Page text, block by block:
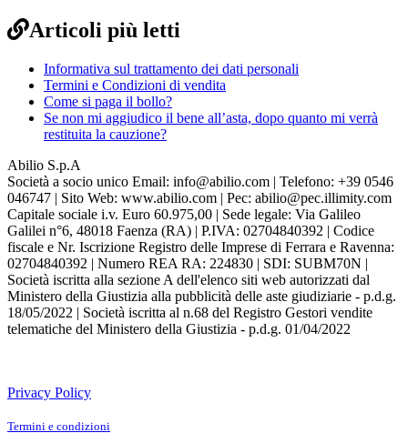
Articoli più letti
Informativa sul trattamento dei dati personali
Termini e Condizioni di vendita
Come si paga il bollo?
Se non mi aggiudico il bene all’asta, dopo quanto mi verrà
restituita la cauzione?
Abilio S.p.A
Società a socio unico Email: info@abilio.com | Telefono: +39 0546
046747 | Sito Web: www.abilio.com | Pec: abilio@pec.illimity.com
Capitale sociale i.v. Euro 60.975,00 | Sede legale: Via Galileo
Galilei n°6, 48018 Faenza (RA) | P.IVA: 02704840392 | Codice
fiscale e Nr. Iscrizione Registro delle Imprese di Ferrara e Ravenna:
02704840392 | Numero REA RA: 224830 | SDI: SUBM70N |
Società iscritta alla sezione A dell'elenco siti web autorizzati dal
Ministero della Giustizia alla pubblicità delle aste giudiziarie - p.d.g.
18/05/2022 | Società iscritta al n.68 del Registro Gestori vendite
telematiche del Ministero della Giustizia - p.d.g. 01/04/2022
Privacy Policy
Termini e condizioni